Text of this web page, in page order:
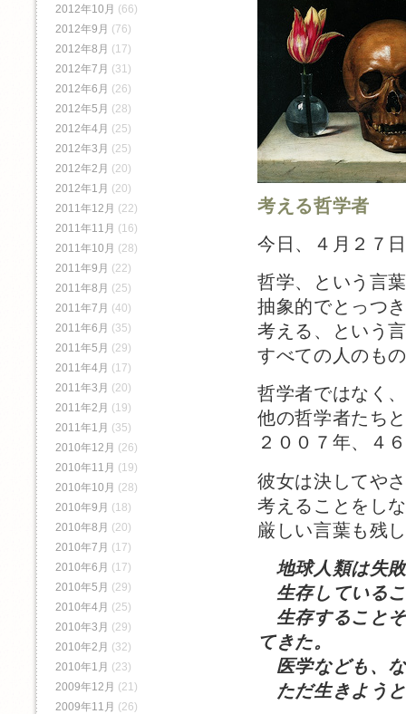
考える哲学者
今日、４月２７
哲学、という言
抽象的でとっつ
考える、という
すべての人のも
哲学者ではなく
他の哲学者たち
２００７年、４
彼女は決してや
考えることをし
厳しい言葉も残
地球人類は失
生存している
生存すること
てきた。
医学なども、
ただ生きよう
2012年10月 (66)
2012年9月 (76)
2012年8月 (17)
2012年7月 (31)
2012年6月 (26)
2012年5月 (28)
2012年4月 (25)
2012年3月 (25)
2012年2月 (20)
2012年1月 (20)
2011年12月 (22)
2011年11月 (16)
2011年10月 (28)
2011年9月 (22)
2011年8月 (25)
2011年7月 (40)
2011年6月 (35)
2011年5月 (29)
2011年4月 (17)
2011年3月 (20)
2011年2月 (19)
2011年1月 (35)
2010年12月 (26)
2010年11月 (19)
2010年10月 (28)
2010年9月 (18)
2010年8月 (20)
2010年7月 (17)
2010年6月 (17)
2010年5月 (29)
2010年4月 (25)
2010年3月 (29)
2010年2月 (32)
2010年1月 (23)
2009年12月 (21)
2009年11月 (26)